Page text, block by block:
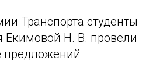
Транспорта студенты
Екимовой Н. В. провели
предложений